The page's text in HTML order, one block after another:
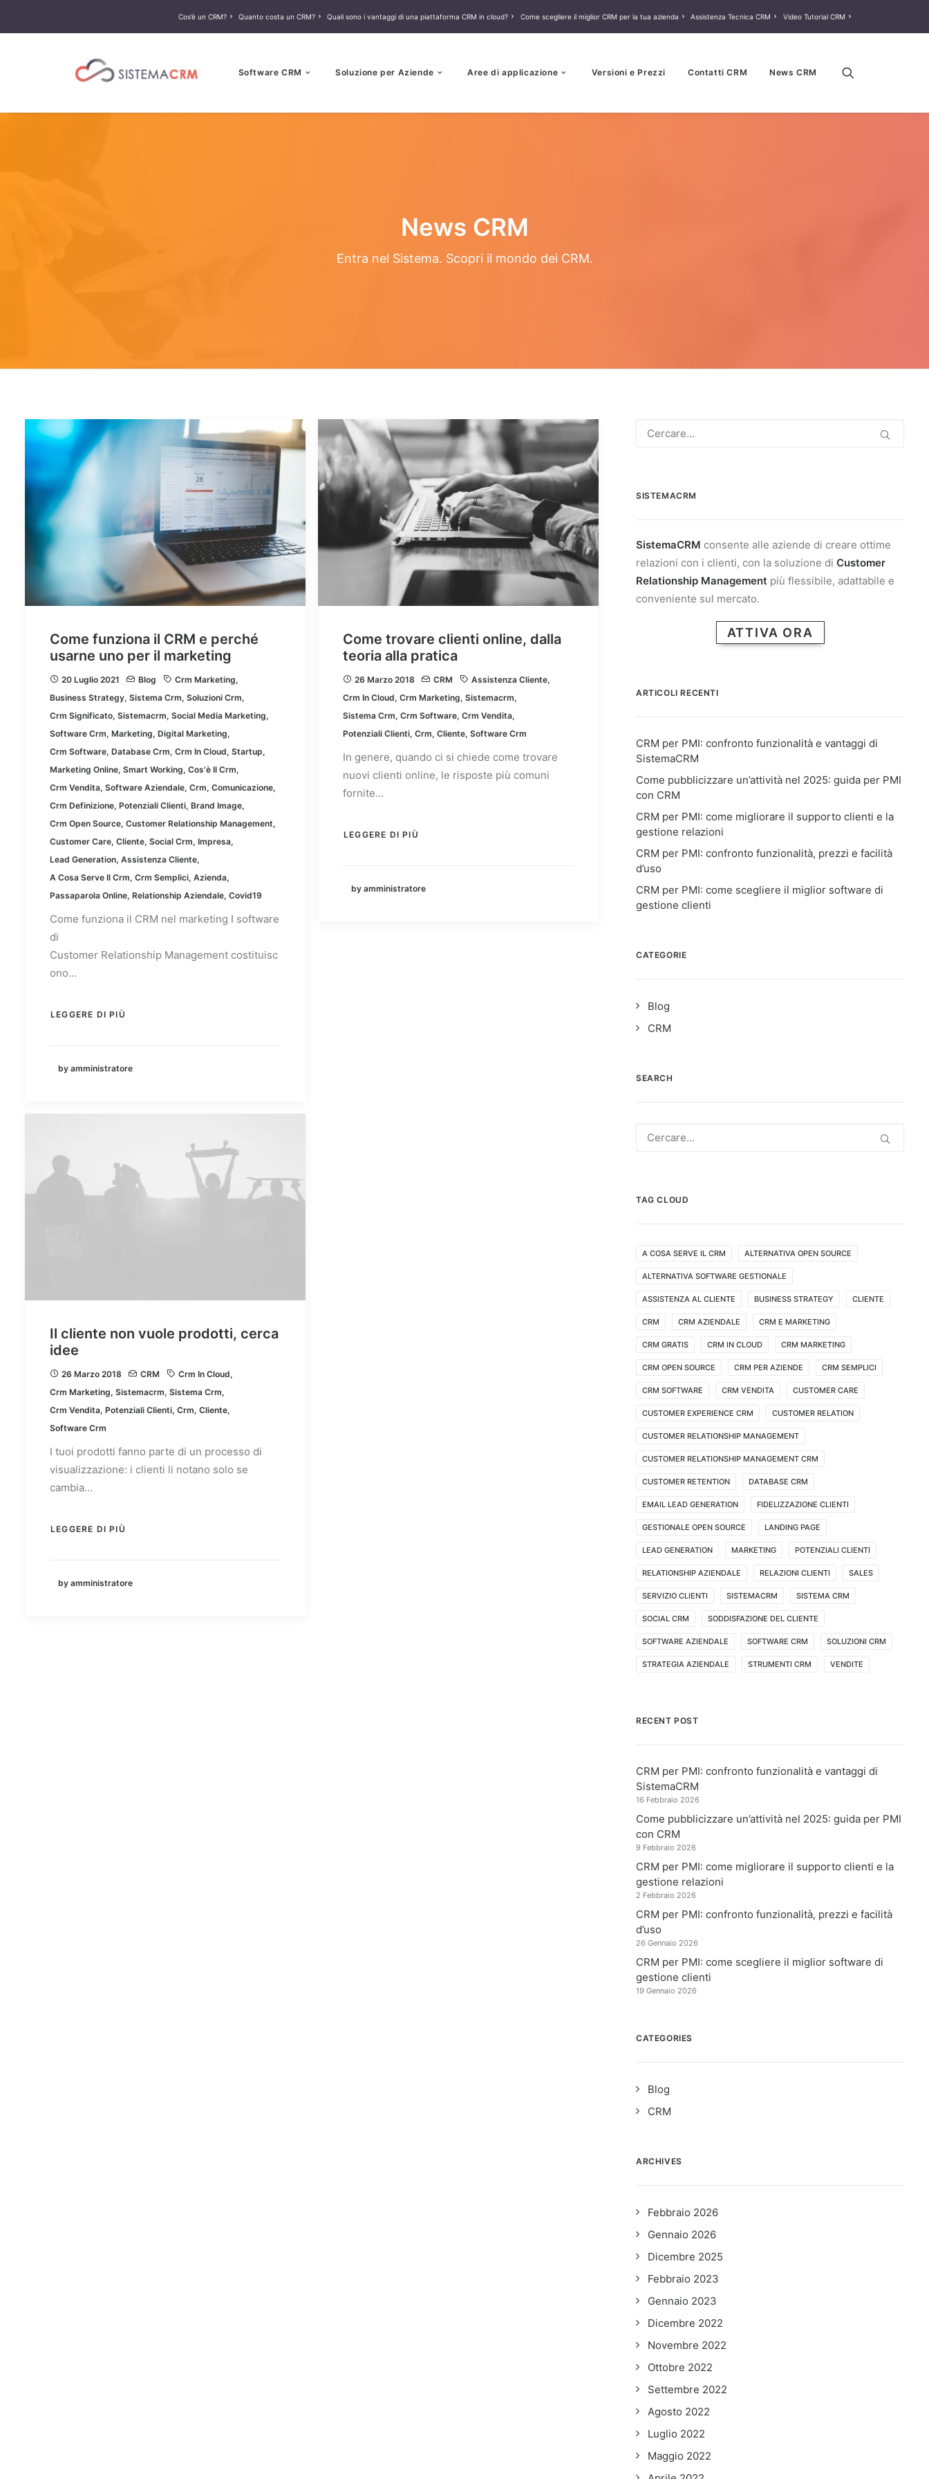
Cos’è un CRM? Quanto costa un CRM? Quali sono i vantaggi di una piattaforma CRM in cloud? Come scegliere il miglior CRM per la tua azienda Assistenza Tecnica CRM Video Tutorial CRM
Software CRM Soluzione per Aziende Aree di applicazione Versioni e Prezzi Contatti CRM News CRM
News CRM
Entra nel Sistema. Scopri il mondo dei CRM.
Come funziona il CRM e perché
usarne uno per il marketing
20 Luglio 2021 Blog Crm Marketing,
Business Strategy, Sistema Crm, Soluzioni Crm,
Crm Significato, Sistemacrm, Social Media Marketing,
Software Crm, Marketing, Digital Marketing,
Crm Software, Database Crm, Crm In Cloud, Startup,
Marketing Online, Smart Working, Cos'è Il Crm,
Crm Vendita, Software Aziendale, Crm, Comunicazione,
Crm Definizione, Potenziali Clienti, Brand Image,
Crm Open Source, Customer Relationship Management,
Customer Care, Cliente, Social Crm, Impresa,
Lead Generation, Assistenza Cliente,
A Cosa Serve Il Crm, Crm Semplici, Azienda,
Passaparola Online, Relationship Aziendale, Covid19
Come funziona il CRM nel marketing I software
di
Customer Relationship Management costituisc
ono…
LEGGERE DI PIÙ
by amministratore
Come trovare clienti online, dalla
teoria alla pratica
26 Marzo 2018 CRM Assistenza Cliente,
Crm In Cloud, Crm Marketing, Sistemacrm,
Sistema Crm, Crm Software, Crm Vendita,
Potenziali Clienti, Crm, Cliente, Software Crm
In genere, quando ci si chiede come trovare
nuovi clienti online, le risposte più comuni
fornite…
LEGGERE DI PIÙ
by amministratore
Il cliente non vuole prodotti, cerca
idee
26 Marzo 2018 CRM Crm In Cloud,
Crm Marketing, Sistemacrm, Sistema Crm,
Crm Vendita, Potenziali Clienti, Crm, Cliente,
Software Crm
I tuoi prodotti fanno parte di un processo di
visualizzazione: i clienti li notano solo se
cambia…
LEGGERE DI PIÙ
by amministratore
SISTEMACRM
SistemaCRM consente alle aziende di creare ottime
relazioni con i clienti, con la soluzione di Customer
Relationship Management più flessibile, adattabile e
conveniente sul mercato.
ATTIVA ORA
ARTICOLI RECENTI
CRM per PMI: confronto funzionalità e vantaggi di
SistemaCRM
Come pubblicizzare un’attività nel 2025: guida per PMI
con CRM
CRM per PMI: come migliorare il supporto clienti e la
gestione relazioni
CRM per PMI: confronto funzionalità, prezzi e facilità
d’uso
CRM per PMI: come scegliere il miglior software di
gestione clienti
CATEGORIE
Blog
CRM
SEARCH
TAG CLOUD
A COSA SERVE IL CRM ALTERNATIVA OPEN SOURCE
ALTERNATIVA SOFTWARE GESTIONALE
ASSISTENZA AL CLIENTE BUSINESS STRATEGY CLIENTE
CRM CRM AZIENDALE CRM E MARKETING
CRM GRATIS CRM IN CLOUD CRM MARKETING
CRM OPEN SOURCE CRM PER AZIENDE CRM SEMPLICI
CRM SOFTWARE CRM VENDITA CUSTOMER CARE
CUSTOMER EXPERIENCE CRM CUSTOMER RELATION
CUSTOMER RELATIONSHIP MANAGEMENT
CUSTOMER RELATIONSHIP MANAGEMENT CRM
CUSTOMER RETENTION DATABASE CRM
EMAIL LEAD GENERATION FIDELIZZAZIONE CLIENTI
GESTIONALE OPEN SOURCE LANDING PAGE
LEAD GENERATION MARKETING POTENZIALI CLIENTI
RELATIONSHIP AZIENDALE RELAZIONI CLIENTI SALES
SERVIZIO CLIENTI SISTEMACRM SISTEMA CRM
SOCIAL CRM SODDISFAZIONE DEL CLIENTE
SOFTWARE AZIENDALE SOFTWARE CRM SOLUZIONI CRM
STRATEGIA AZIENDALE STRUMENTI CRM VENDITE
RECENT POST
CRM per PMI: confronto funzionalità e vantaggi di
SistemaCRM
16 Febbraio 2026
Come pubblicizzare un’attività nel 2025: guida per PMI
con CRM
9 Febbraio 2026
CRM per PMI: come migliorare il supporto clienti e la
gestione relazioni
2 Febbraio 2026
CRM per PMI: confronto funzionalità, prezzi e facilità
d’uso
26 Gennaio 2026
CRM per PMI: come scegliere il miglior software di
gestione clienti
19 Gennaio 2026
CATEGORIES
Blog
CRM
ARCHIVES
Febbraio 2026
Gennaio 2026
Dicembre 2025
Febbraio 2023
Gennaio 2023
Dicembre 2022
Novembre 2022
Ottobre 2022
Settembre 2022
Agosto 2022
Luglio 2022
Maggio 2022